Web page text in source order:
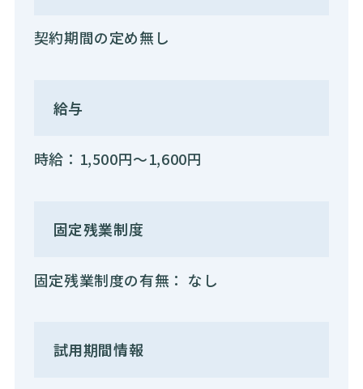
契約期間の定め無し
給与
時給：1,500円〜1,600円
固定残業制度
固定残業制度の有無： なし
試用期間情報